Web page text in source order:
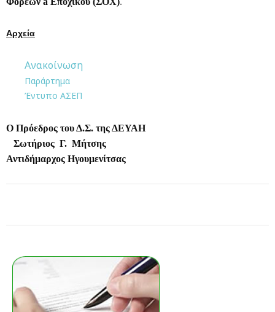
Αρχεία
Ανακοίνωση
Παράρτημα
Έντυπο ΑΣΕΠ
Ο Πρόεδρος του Δ.Σ. της ΔΕΥΑΗ
Σωτήριος Γ. Μήτσης
Αντιδήμαρχος Ηγουμενίτσας